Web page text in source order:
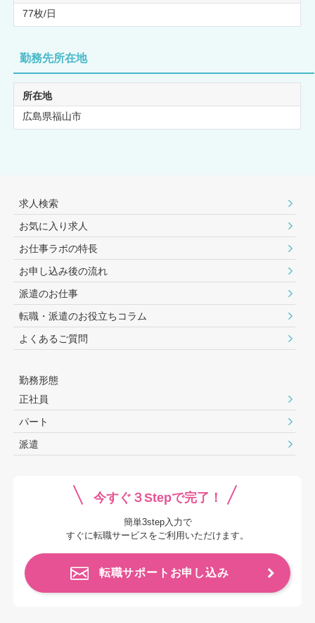
77枚/日
勤務先所在地
所在地
広島県福山市
求人検索
お気に入り求人
お仕事ラボの特長
お申し込み後の流れ
派遣のお仕事
転職・派遣のお役⽴ちコラム
よくあるご質問
勤務形態
正社員
パート
派遣
今すぐ３Stepで完了！
簡単3step入力で
すぐに転職サービスをご利用いただけます。
転職サポートお申し込み